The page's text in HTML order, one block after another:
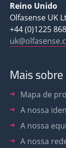
Reino Unido
Olfasense UK
+44 (0)1225
Mais
Mapa de
A nossa
A nossa
A nossa